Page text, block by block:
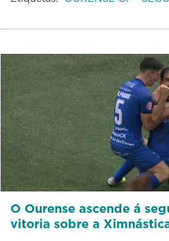
O Ourense ascende á
vitoria sobre a